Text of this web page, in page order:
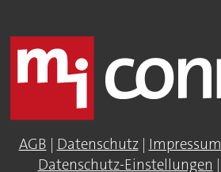
AGB Datenschutz| Impressum
Datenschutz-Einstellungen